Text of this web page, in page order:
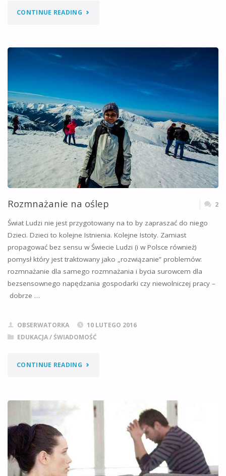
CONTINUE READING"NIE
CHOROBĄ!"
Rozmnażanie na oślep 2
Świat Ludzi nie jest przygotowany na to by zapraszać do niego
Dzieci. Dzieci to kolejne Istnienia. Kolejne Istoty. Zamiast
propagować bez sensu w Świecie Ludzi (i w Polsce również)
pomysł który jest traktowany jako „rozwiązanie” problemów:
rozmnażanie dla samego rozmnażania i bycia surowcem dla
bezsensownego napędzania gospodarki czy niewolniczej pracy –
dobrze …
OBSERWATORKA
10 LUTEGO 2016
EDUKACJA / ŚWIADOMOŚĆ
CONTINUE READING"ROZMNAŻANIE
OŚLEP"